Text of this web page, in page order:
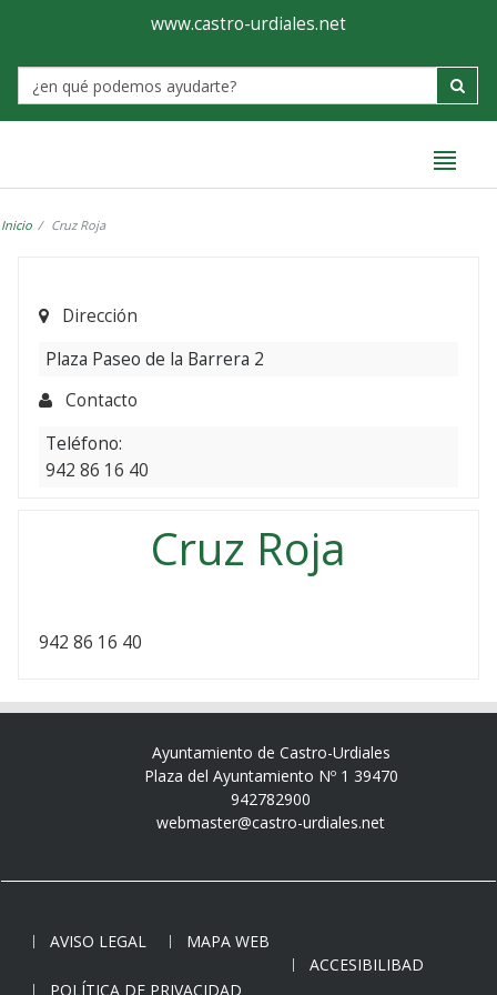
Ayuntamiento
de
Castro-
www.castro-urdiales.net
Label
Inicio Cruz Roja
Dirección
Plaza Paseo de la Barrera 2
Contacto
Teléfono:
942 86 16 40
Cruz Roja
942 86 16 40
Ayuntamiento de Castro-Urdiales
Plaza del Ayuntamiento Nº 1 39470
942782900
webmaster@castro-urdiales.net
AVISO LEGAL
MAPA WEB
ACCESIBILIBAD
POLÍTICA DE PRIVACIDAD